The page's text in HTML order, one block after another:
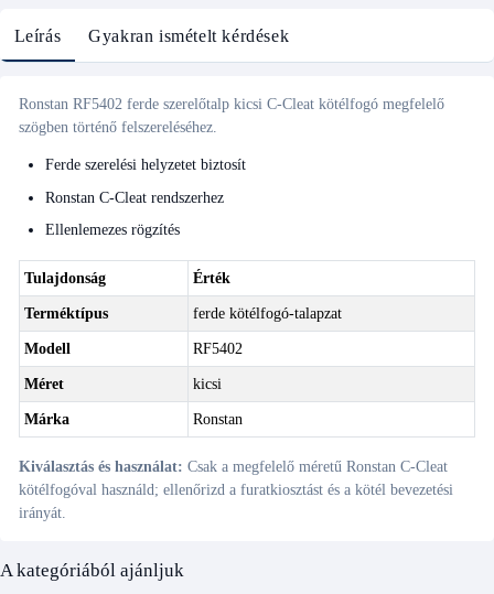
Leírás Gyakran ismételt kérdések
Ronstan RF5402 ferde szerelőtalp kicsi C-Cleat kötélfogó megfelelő
szögben történő felszereléséhez.
Ferde szerelési helyzetet biztosít
Ronstan C-Cleat rendszerhez
Ellenlemezes rögzítés
Tulajdonság Érték
Terméktípus ferde kötélfogó-talapzat
Modell RF5402
Méret kicsi
Márka Ronstan
Kiválasztás és használat: Csak a megfelelő méretű Ronstan C-Cleat
kötélfogóval használd; ellenőrizd a furatkiosztást és a kötél bevezetési
irányát.
A kategóriából ajánljuk